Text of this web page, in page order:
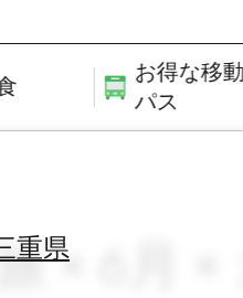
お得な移
パス
重県× 6月